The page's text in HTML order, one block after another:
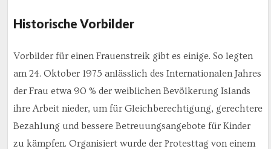
Historische Vorbilder
Vorbilder für einen Frauenstreik gibt es einige. So legten
am 24. Oktober 1975 anlässlich des Internationalen Jahres
der Frau etwa 90 % der weiblichen Bevölkerung Islands
ihre Arbeit nieder, um für Gleichberechtigung, gerechtere
Bezahlung und bessere Betreuungsangebote für Kinder
zu kämpfen. Organisiert wurde der Protesttag von einem